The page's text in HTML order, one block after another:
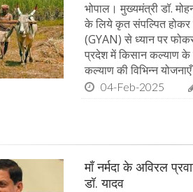
भोपाल। मुख्यमंत्री डॉ.
के लिये कृत संपल्पित होकर
(GYAN) से ध्यान पर
प्रदेश में किसान कल्याण के
कल्याण की विभिन्न
04-Feb-2025
माँ नर्मदा के अविरल
डॉ. यादव